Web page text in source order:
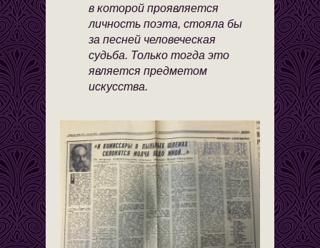
в которой проявляется
личность поэта, стояла бы
за песней человеческая
судьба. Только тогда это
является предметом
искусства.